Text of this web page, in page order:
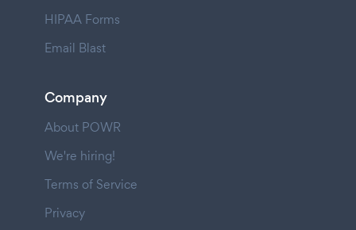
HIPAA Forms
Email Blast
Company
About POWR
We're hiring!
Terms of Service
Privacy